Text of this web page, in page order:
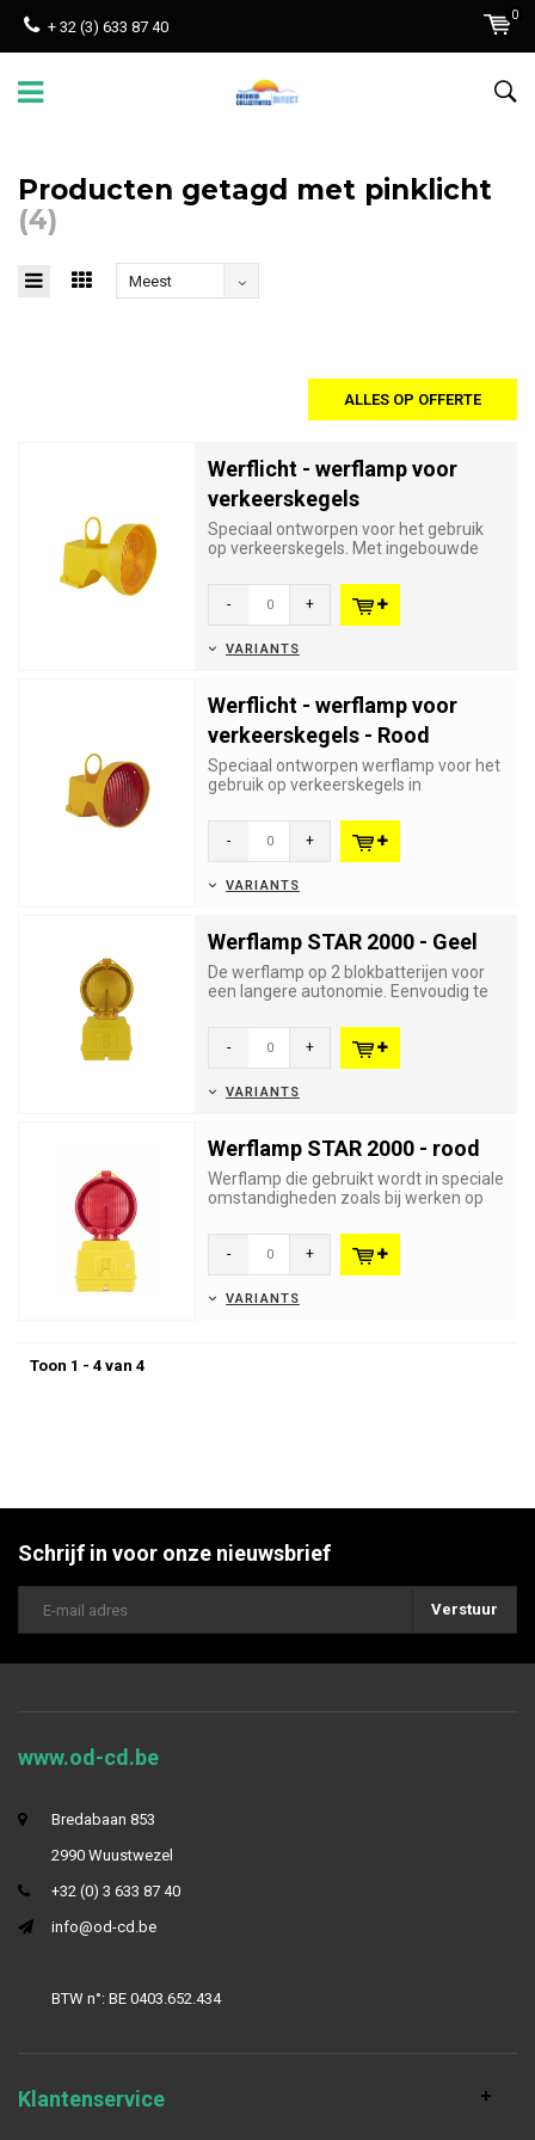
+ 32 (3) 633 87 40
0
Producten getagd met pinklicht
(4)
Meest
ALLES OP OFFERTE
Werflicht - werflamp voor
verkeerskegels
Speciaal ontworpen voor het gebruik
op verkeerskegels. Met ingebouwde
- +
VARIANTS
Werflicht - werflamp voor
verkeerskegels - Rood
Speciaal ontworpen werflamp voor het
gebruik op verkeerskegels in
- +
VARIANTS
Werflamp STAR 2000 - Geel
De werflamp op 2 blokbatterijen voor
een langere autonomie. Eenvoudig te
- +
VARIANTS
Werflamp STAR 2000 - rood
Werflamp die gebruikt wordt in speciale
omstandigheden zoals bij werken op
- +
VARIANTS
Toon 1 - 4 van 4
Schrijf in voor onze nieuwsbrief
Verstuur
www.od-cd.be
Bredabaan 853
2990 Wuustwezel
+32 (0) 3 633 87 40
info@od-cd.be
BTW n°: BE 0403.652.434
Klantenservice